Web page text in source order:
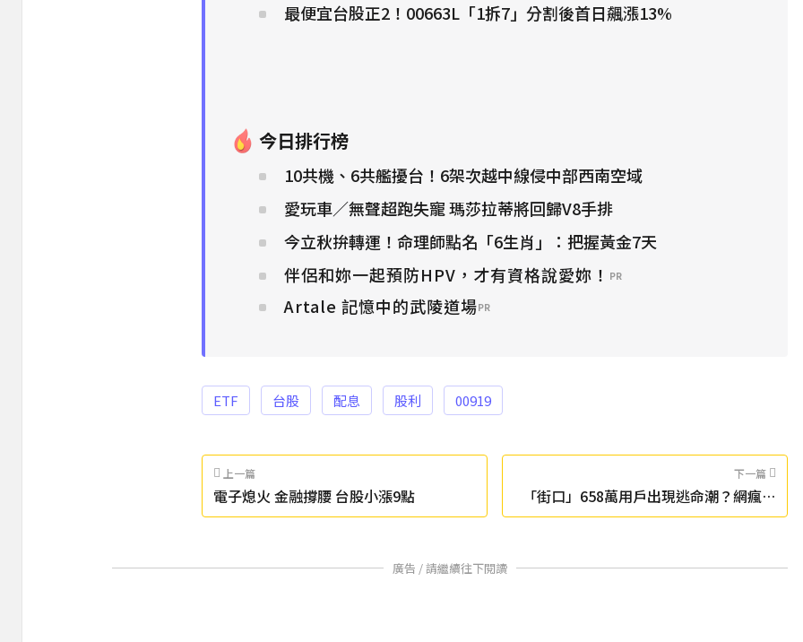
最便宜台股正2！00663L「1拆7」分割後首日飆漲13%
今日排行榜
10共機、6共艦擾台！6架次越中線侵中部西南空域
愛玩車／無聲超跑失寵 瑪莎拉蒂將回歸V8手排
今立秋拚轉運！命理師點名「6生肖」：把握黃金7天
伴侶和妳一起預防HPV，才有資格說愛妳！ PR
Artale 記憶中的武陵道場PR
ETF 台股 配息 股利 00919
上一篇
電子熄火 金融撐腰 台股小漲9點
下一篇
「街口」658萬用戶出現逃命潮？網瘋傳
自保妙招
廣告 / 請繼續往下閱讀